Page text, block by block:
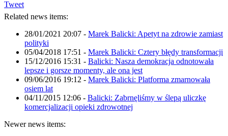
Tweet
Related news items:
28/01/2021 20:07 - Marek Balicki: Apetyt na zdrowie zamiast
polityki
05/04/2018 17:51 - Marek Balicki: Cztery błędy transformacji
15/12/2016 15:31 - Balicki: Nasza demokracja odnotowała
lepsze i gorsze momenty, ale ona jest
09/06/2016 19:12 - Marek Balicki: Platforma zmarnowała
osiem lat
04/11/2015 12:06 - Balicki: Zabrnęliśmy w ślepą uliczkę
komercjalizacji opieki zdrowotnej
Newer news items: